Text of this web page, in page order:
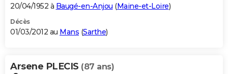
20/04/1952 à Baugé-en-Anjou (Maine-et-Loire)
Décès
01/03/2012 au Mans (Sarthe)
Arsene PLECIS (87 ans)